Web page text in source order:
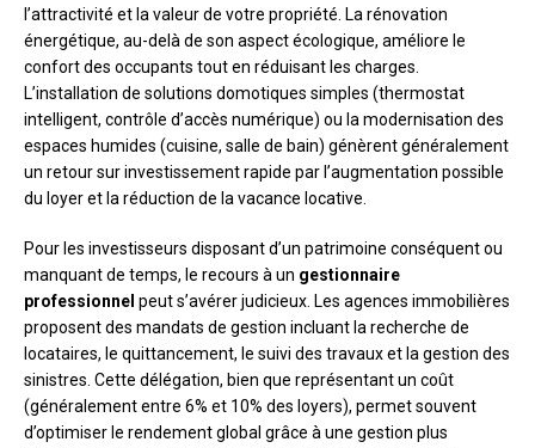
l’attractivité et la valeur de votre propriété. La rénovation
énergétique, au-delà de son aspect écologique, améliore le
confort des occupants tout en réduisant les charges.
L’installation de solutions domotiques simples (thermostat
intelligent, contrôle d’accès numérique) ou la modernisation des
espaces humides (cuisine, salle de bain) génèrent généralement
un retour sur investissement rapide par l’augmentation possible
du loyer et la réduction de la vacance locative.
Pour les investisseurs disposant d’un patrimoine conséquent ou
manquant de temps, le recours à un gestionnaire
professionnel peut s’avérer judicieux. Les agences immobilières
proposent des mandats de gestion incluant la recherche de
locataires, le quittancement, le suivi des travaux et la gestion des
sinistres. Cette délégation, bien que représentant un coût
(généralement entre 6% et 10% des loyers), permet souvent
d’optimiser le rendement global grâce à une gestion plus